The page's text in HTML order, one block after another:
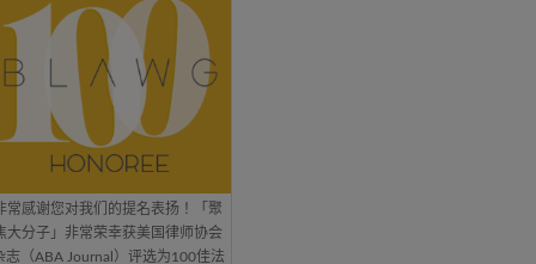
常感谢您对我们的提名表扬！「聚
大分子」非常荣幸获美国律师协会
志（ABA Journal）评选为100佳法